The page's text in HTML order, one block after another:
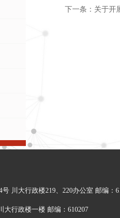
下一条： 关于开
川大行政楼219、220办公室 邮编：
大行政楼一楼 邮编：610207